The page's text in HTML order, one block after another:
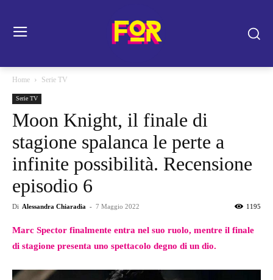
Home Serie TV
Serie TV
Moon Knight, il finale di
stagione spalanca le perte a
infinite possibilità. Recensione
episodio 6
Di Alessandra Chiaradia - 7 Maggio 2022 1195
Marc Spector finalmente entra nel suo ruolo, mentre il finale
di stagione presenta uno spettacolo degno di un dio.